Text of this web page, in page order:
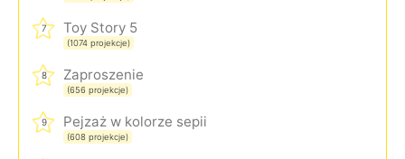
7 Toy Story 5
(1074 projekcje)
8 Zaproszenie
(656 projekcje)
9 Pejzaż w kolorze sepii
(608 projekcje)